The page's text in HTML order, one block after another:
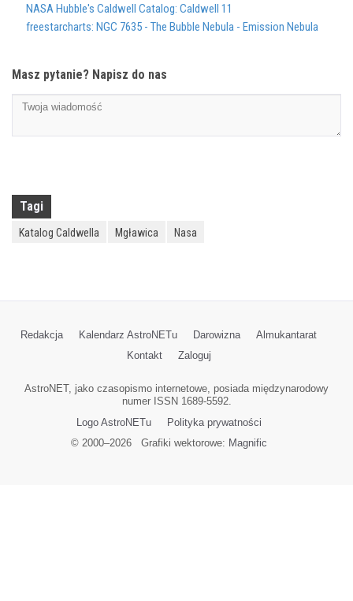
NASA Hubble's Caldwell Catalog: Caldwell 11
freestarcharts: NGC 7635 - The Bubble Nebula - Emission Nebula
Masz pytanie? Napisz do nas
Tagi
Katalog Caldwella Mgławica Nasa
Redakcja Kalendarz AstroNETu Darowizna
Almukantarat
Kontakt
Zaloguj
AstroNET, jako czasopismo internetowe, posiada międzynarodowy
numer ISSN 1689-5592.
Logo AstroNETu
Polityka prywatności
© 2000–2026Grafiki wektorowe: Magnific